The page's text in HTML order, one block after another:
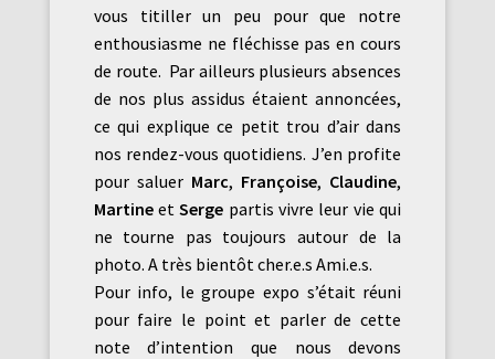
vous titiller un peu pour que notre
enthousiasme ne fléchisse pas en cours
de route. Par ailleurs plusieurs absences
de nos plus assidus étaient annoncées,
ce qui explique ce petit trou d’air dans
nos rendez-vous quotidiens. J’en profite
pour saluer Marc, Françoise, Claudine,
MartineetSerge partis vivre leur vie qui
ne tourne pas toujours autour de la
photo. A très bientôt cher.e.s Ami.e.s.
Pour info, le groupe expo s’était réuni
pour faire le point et parler de cette
note d’intention que nous devons